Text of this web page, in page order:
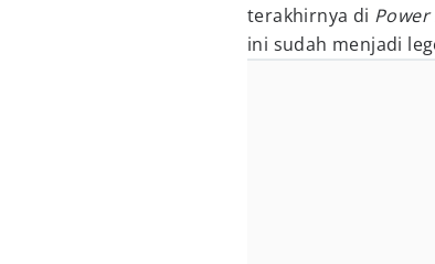
terakhirnya di Power
ini sudah menjadi